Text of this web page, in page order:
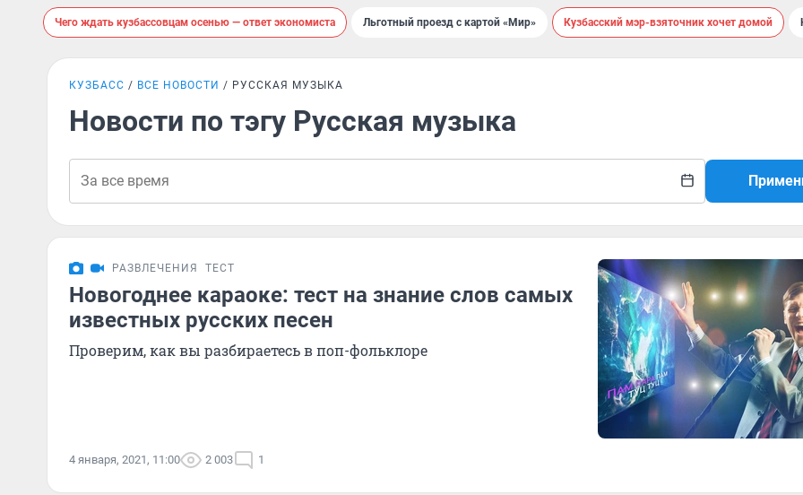
Чего ждать кузбассовцам осенью — ответ экономиста Льготный проезд с картой «Мир» Кузбасский мэр-взяточник хочет домой
КУЗБАСС ВСЕ НОВОСТИ РУССКАЯ МУЗЫКА
Новости по тэгу Русская музыка
РАЗВЛЕЧЕНИЯ ТЕСТ
Новогоднее караоке: тест на знание слов самых
известных русских песен
Проверим, как вы разбираетесь в поп-фольклоре
4 января, 2021, 11:00 2 003 1